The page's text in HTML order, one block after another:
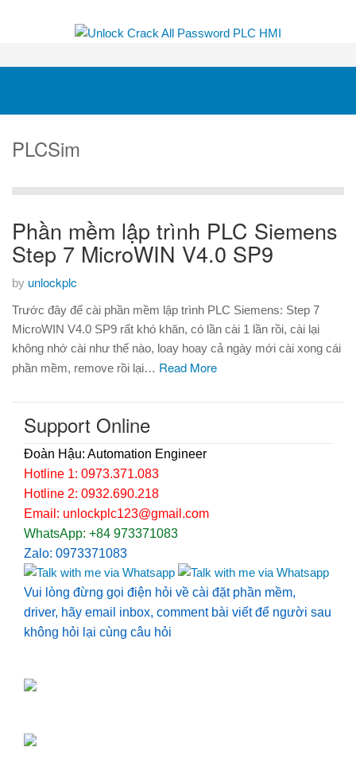
PLCSim
Phần mềm lập trình PLC Siemens
Step 7 MicroWIN V4.0 SP9
by unlockplc
Trước đây để cài phần mềm lập trình PLC Siemens: Step 7
MicroWIN V4.0 SP9 rất khó khăn, có lần cài 1 lần rồi, cài lại
không nhớ cài như thế nào, loay hoay cả ngày mới cài xong cái
phần mềm, remove rồi lại… Read More
Support Online
Đoàn Hậu: Automation Engineer
Hotline 1: 0973.371.083
Hotline 2: 0932.690.218
Email: unlockplc123@gmail.com
WhatsApp: +84 973371083
Zalo: 0973371083
Vui lòng đừng gọi điện hỏi về cài đặt phần mềm,
driver, hãy email inbox, comment bài viết để người sau
không hỏi lại cùng câu hỏi